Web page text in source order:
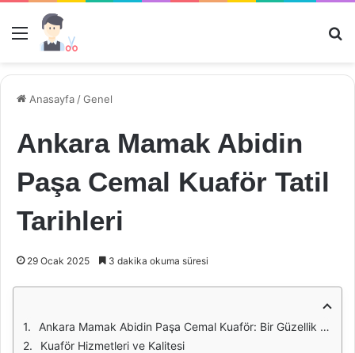
Menü
Anasayfa /Genel
Ankara Mamak Abidin
Paşa Cemal Kuaför Tatil
Tarihleri
29 Ocak 2025 3 dakika okuma süresi
Ankara Mamak Abidin Paşa Cemal Kuaför: Bir Güzellik İstasyonu
Kuaför Hizmetleri ve Kalitesi